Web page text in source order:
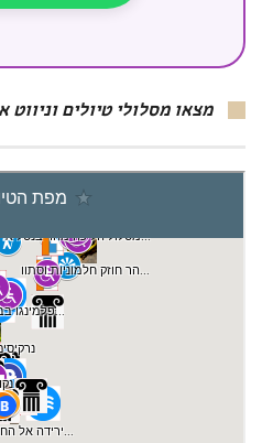
מצאו מסלולי טיולים וניווט